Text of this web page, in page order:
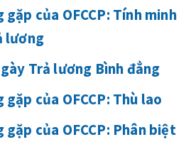
của OFCCP: Tính minh
lương
Trả lương Bình đẳng
của OFCCP: Thù lao
của OFCCP: Phân biệt